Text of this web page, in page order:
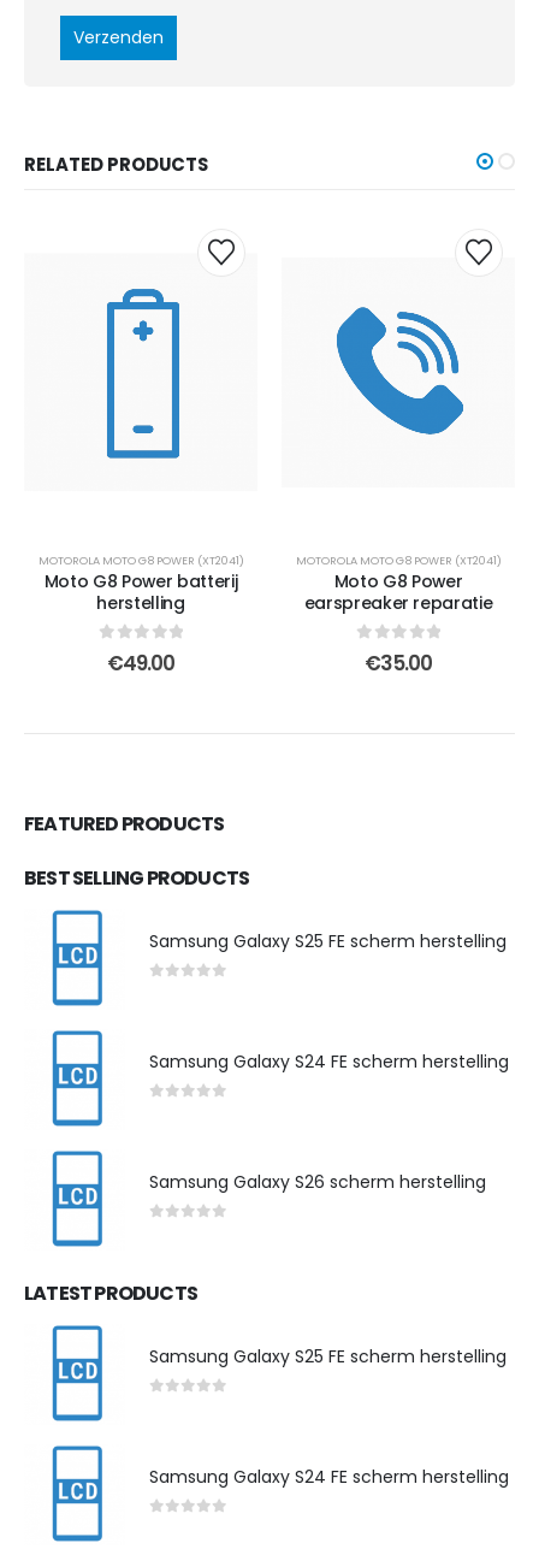
RELATED PRODUCTS
MOTOROLA MOTO G8 POWER (XT2041)
Moto G8 Power batterij
herstelling
out of 5
€49.00
MOTOROLA MOTO G8 POWER (XT2041)
Moto G8 Power
earspreaker reparatie
out of 5
€35.00
FEATURED PRODUCTS
BEST SELLING PRODUCTS
Samsung Galaxy S25 FE scherm herstelling
Samsung Galaxy S24 FE scherm herstelling
Samsung Galaxy S26 scherm herstelling
LATEST PRODUCTS
Samsung Galaxy S25 FE scherm herstelling
Samsung Galaxy S24 FE scherm herstelling